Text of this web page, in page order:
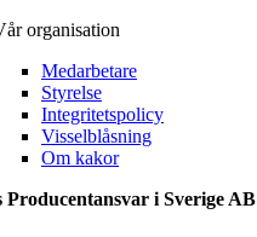
organisation
Medarbetare
Styrelse
Integritetspolicy
Visselblåsning
Om kakor
Producentansvar i Sverige AB